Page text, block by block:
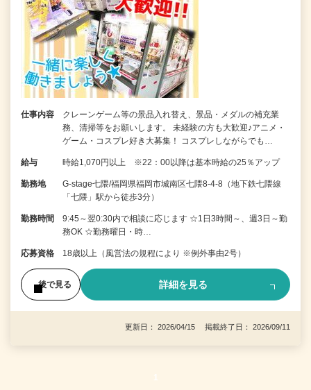
仕事内容
クレーンゲーム等の景品入れ替え、景品・メダルの補充業
務、清掃等をお願いします。 未経験の方も大歓迎♪アニメ・
ゲーム・コスプレ好き大募集！ コスプレしながらでも…
給与 時給1,070円以上 ※22：00以降は基本時給の25％アップ
勤務地
G-stage七隈/福岡県福岡市城南区七隈8-4-8（地下鉄七隈線
「七隈」駅から徒歩3分）
勤務時間
9:45～翌0:30内で相談に応じます ☆1日3時間～、週3日～勤
務OK ☆勤務曜日・時…
応募資格 18歳以上（風営法の規程により ※例外事由2号）
後で見る 詳細を見る
更新日： 2026/04/15 掲載終了日： 2026/09/11
1